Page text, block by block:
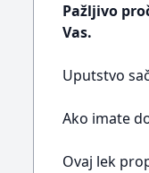
Pažljivo
Vas.
Uputstvo
Ako imate
Ovaj lek